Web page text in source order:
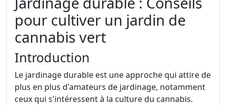
pour cultiver un jardin de
cannabis vert
Introduction
Le jardinage durable est une approche qui attire de
plus en plus d'amateurs de jardinage, notamment
ceux qui s'intéressent à la culture du cannabis.